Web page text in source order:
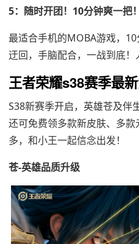
5：随时开团！10分钟爽一把！
最适合手机的MOBA游戏，
迂回，手脑配合，一战到底！
王者荣耀s38赛季最
S38新赛季开启，英雄苍及伴
还可免费领多款新皮肤、多
多，和小王一起信念出发！
苍-英雄品质升级